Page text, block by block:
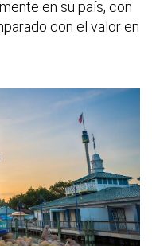
en su país, con
con el valor en